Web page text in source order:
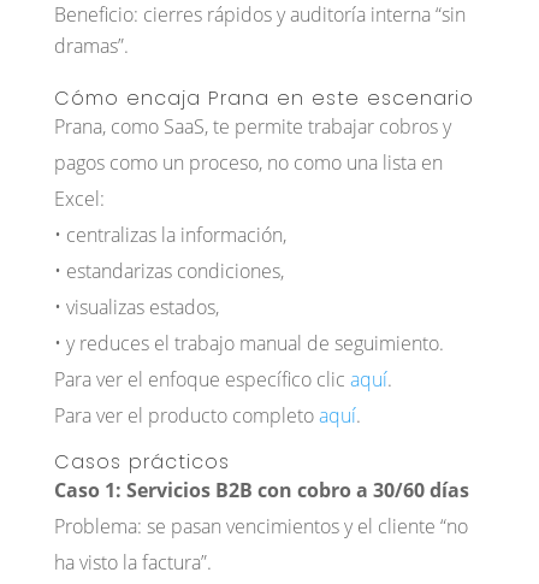
Beneficio: cierres rápidos y auditoría interna “sin
dramas”.
Cómo encaja Prana en este escenario
Prana, como SaaS, te permite trabajar cobros y
pagos como un proceso, no como una lista en
Excel:
• centralizas la información,
• estandarizas condiciones,
• visualizas estados,
• y reduces el trabajo manual de seguimiento.
Para ver el enfoque específico clic aquí.
Para ver el producto completoaquí.
Casos prácticos
Caso 1: Servicios B2B con cobro a 30/60 días
Problema: se pasan vencimientos y el cliente “no
ha visto la factura”.